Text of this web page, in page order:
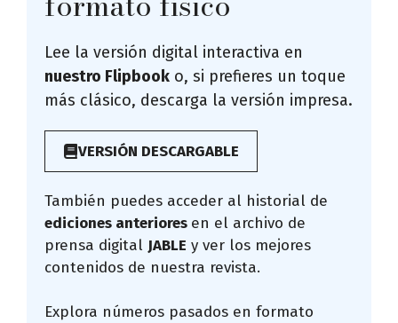
Lee la versión digital interactiva en
nuestro Flipbook o, si prefieres un toque
más clásico, descarga la versión impresa.
VERSIÓN DESCARGABLE
También puedes acceder al historial de
ediciones anteriores en el archivo de
prensa digital JABLE y ver los mejores
contenidos de nuestra revista.
Explora números pasados en formato